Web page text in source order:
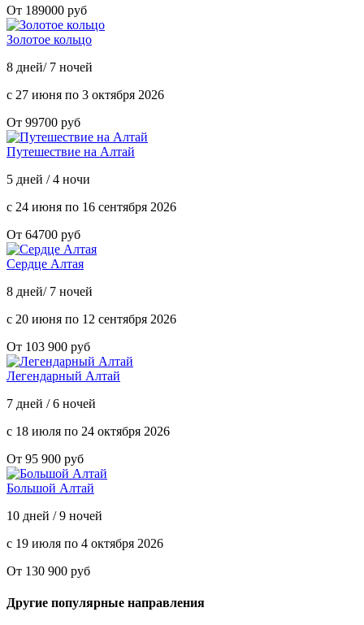
От 189000 руб
Золотое кольцо
8 дней/ 7 ночей
с 27 июня по 3 октября 2026
От 99700 руб
Путешествие на Алтай
5 дней / 4 ночи
с 24 июня по 16 сентября 2026
От 64700 руб
Сердце Алтая
8 дней/ 7 ночей
с 20 июня по 12 сентября 2026
От 103 900 руб
Легендарный Алтай
7 дней / 6 ночей
с 18 июля по 24 октября 2026
От 95 900 руб
Большой Алтай
10 дней / 9 ночей
с 19 июля по 4 октября 2026
От 130 900 руб
Другие популярные направления